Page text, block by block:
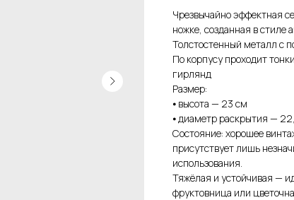
Чрезвычайно эффектная
ножке, созданная в стиле
Толстостенный металл с
По корпусу проходит
гирлянд
Размер:
⦁ высота — 23 см
⦁ диаметр раскрытия —
Состояние: хорошее
присутствует лишь
использования.
Тяжёлая и устойчивая —
фруктовница или